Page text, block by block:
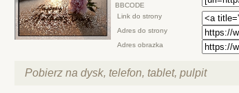
BBCODE
Link do strony
Adres do strony
Adres obrazka
Pobierz na dysk, telefon, tablet, pulpit